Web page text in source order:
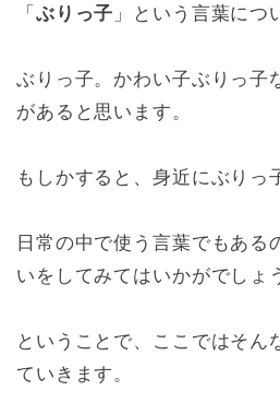
「 ぶりっ子 」という言葉につ
ぶりっ子。かわい子ぶりっ子
があると思います。
もしかすると、身近にぶり
日常の中で使う言葉でもあ
いをしてみてはいかがでしょ
ということで、ここではそ
ていきます。